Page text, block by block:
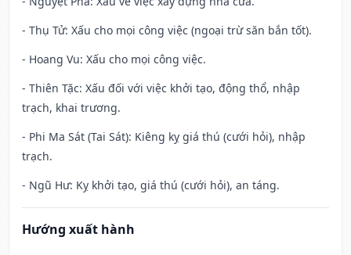
- Thụ Tử: Xấu cho mọi công việc (ngoại trừ săn bắn tốt).
- Hoang Vu: Xấu cho mọi công việc.
- Thiên Tặc: Xấu đối với việc khởi tạo, động thổ, nhập
trạch, khai trương.
- Phi Ma Sát (Tai Sát): Kiêng kỵ giá thú (cưới hỏi), nhập
trạch.
- Ngũ Hư: Kỵ khởi tạo, giá thú (cưới hỏi), an táng.
Hướng xuất hành